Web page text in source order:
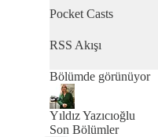
Pocket Casts
RSS Akışı
Bölümde görünüyor
Yıldız Yazıcıoğlu
Son Bölümler